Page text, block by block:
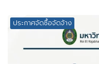
ประกาศจัดซื้อจัดจ้าง